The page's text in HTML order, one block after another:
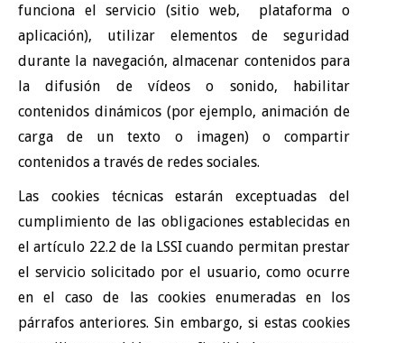
funciona el servicio (sitio web,
plataforma o
aplicación), utilizar elementos de seguridad
durante la navegación, almacenar contenidos para
la difusión de vídeos o sonido, habilitar
contenidos dinámicos (por ejemplo, animación de
carga de un texto o imagen) o compartir
contenidos a través de redes sociales.
Las cookies técnicas estarán exceptuadas del
cumplimiento de las obligaciones establecidas en
el artículo 22.2 de la LSSI cuando permitan prestar
el servicio solicitado por el usuario, como ocurre
en el caso de las cookies enumeradas en los
párrafos anteriores. Sin embargo, si estas cookies